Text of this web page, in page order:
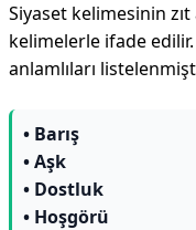
Siyaset kelimesinin
kelimelerle ifade edilir.
anlamlıları
• Barış
• Aşk
• Dostluk
• Hoşgörü